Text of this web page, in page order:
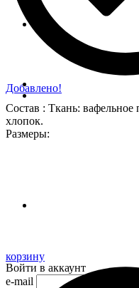
Добавлено!
Состав : Ткань: вафельное
хлопок.
Размеры:
корзину
Войти в аккаунт
e-mail